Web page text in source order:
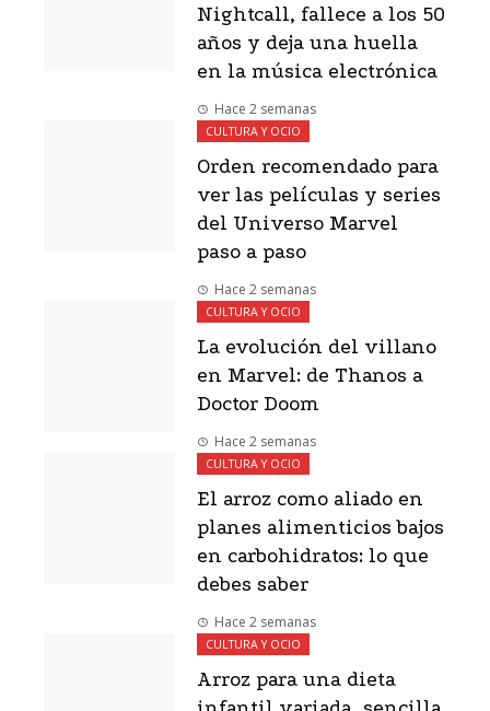
Nightcall, fallece a los 50
años y deja una huella
en la música electrónica
Hace 2 semanas
CULTURA Y OCIO
Orden recomendado para
ver las películas y series
del Universo Marvel
paso a paso
Hace 2 semanas
CULTURA Y OCIO
La evolución del villano
en Marvel: de Thanos a
Doctor Doom
Hace 2 semanas
CULTURA Y OCIO
El arroz como aliado en
planes alimenticios bajos
en carbohidratos: lo que
debes saber
Hace 2 semanas
CULTURA Y OCIO
Arroz para una dieta